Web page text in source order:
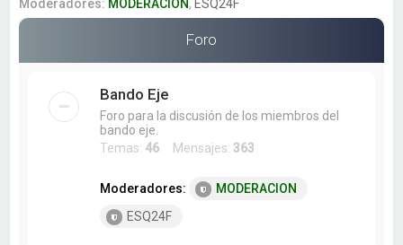
r
Moderadores: MODERACION, ESQ24F
Foro
Bando Eje
Foro para la discusión de los miembros del
bando eje.
Temas:46 Mensajes: 363
Moderadores:
MODERACION
ESQ24F